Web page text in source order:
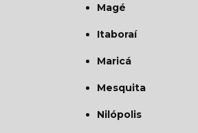
Magé
Itaboraí
Maricá
Mesquita
Nilópolis